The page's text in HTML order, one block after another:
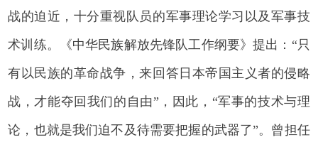
战的迫近，十分重视队员的军事理论学习以及军事技
术训练。《中华民族解放先锋队工作纲要》提出：“只
有以民族的革命战争，来回答日本帝国主义者的侵略
战，才能夺回我们的自由”，因此，“军事的技术与理
论，也就是我们迫不及待需要把握的武器了”。曾担任